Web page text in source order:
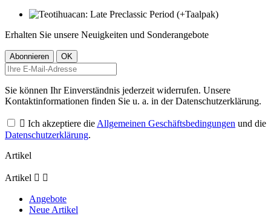
Erhalten Sie unsere Neuigkeiten und Sonderangebote
Sie können Ihr Einverständnis jederzeit widerrufen. Unsere
Kontaktinformationen finden Sie u. a. in der Datenschutzerklärung.
 Ich akzeptiere dieAllgemeinen Geschäftsbedingungen und die
Datenschutzerklärung.
Artikel
Artikel  
Angebote
Neue Artikel